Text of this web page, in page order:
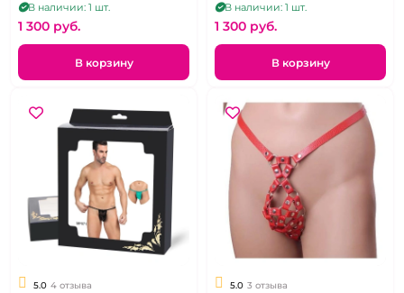
В наличии: 1 шт.
1 300 pуб.
В корзину
В наличии: 1 шт.
1 300 pуб.
В корзину
5.0 4 отзыва 5.0 3 отзыва